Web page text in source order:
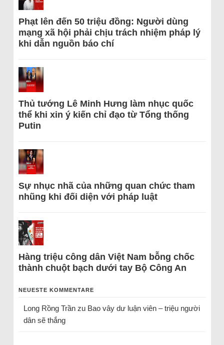
Phạt lên đến 50 triệu đồng: Người dùng
mạng xã hội phải chịu trách nhiệm pháp lý
khi dẫn nguồn báo chí
Thủ tướng Lê Minh Hưng làm nhục quốc
thể khi xin ý kiến chỉ đạo từ Tổng thống
Putin
Sự nhục nhã của những quan chức tham
nhũng khi đối diện với pháp luật
Hàng triệu công dân Việt Nam bỗng chốc
thành chuột bạch dưới tay Bộ Công An
NEUESTE KOMMENTARE
Long Rồng Trầnzu Bao vây dư luận viên – triệu người
dân sẽ thắng